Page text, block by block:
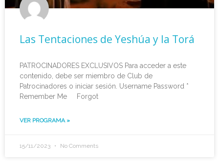
Las Tentaciones de Yeshúa y la Torá
PATROCINADORES EXCLUSIVOS Para acceder a este
contenido, debe ser miembro de Club de
Patrocinadores o iniciar sesión. Username Password *
Remember Me Forgot
VER PROGRAMA »
15/11/2023 No Comments